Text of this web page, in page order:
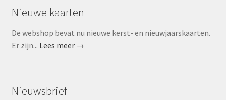
Nieuwe kaarten
De webshop bevat nu nieuwe kerst- en nieuwjaarskaarten.
Er zijn... Lees meer →
Nieuwsbrief